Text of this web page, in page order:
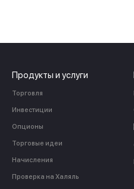
Продукты и услуги
Торговля
Инвестиции
Опционы
Торговые идеи
Начисления
Проверка на Халяль